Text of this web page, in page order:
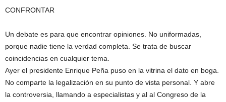
CONFRONTAR
Un debate es para que encontrar opiniones. No uniformadas,
porque nadie tiene la verdad completa. Se trata de buscar
coincidencias en cualquier tema.
Ayer el presidente Enrique Peña puso en la vitrina el dato en boga.
No comparte la legalización en su punto de vista personal. Y abre
la controversia, llamando a especialistas y al al Congreso de la